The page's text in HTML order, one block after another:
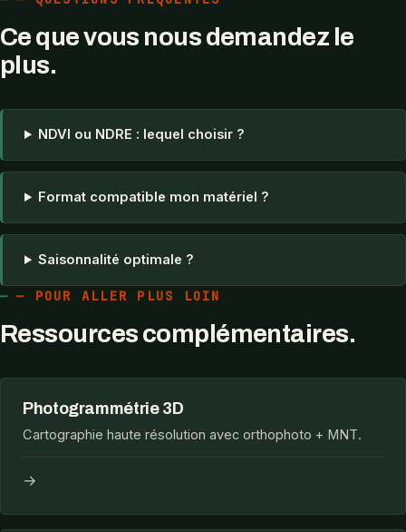
Ce que vous nous demandez le
plus.
NDVI ou NDRE : lequel choisir ?
Format compatible mon matériel ?
Saisonnalité optimale ?
— POUR ALLER PLUS LOIN
Ressources complémentaires.
Photogrammétrie 3D
Cartographie haute résolution avec orthophoto + MNT.
→